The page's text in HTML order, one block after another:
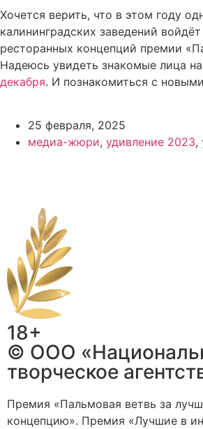
Хочется верить, что в этом году
калининградских заведений
ресторанных концепций премии
Надеюсь увидеть знакомые лица
декабря. И познакомиться с
25 февраля, 2025
медиа-жюри, удивление 2023,
18+
© ООО
творческое
Премия «Пальмовая ветвь за
концепцию». Премия «Лучшие в